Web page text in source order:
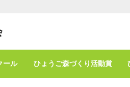
ール ひょうご森づくり活動賞